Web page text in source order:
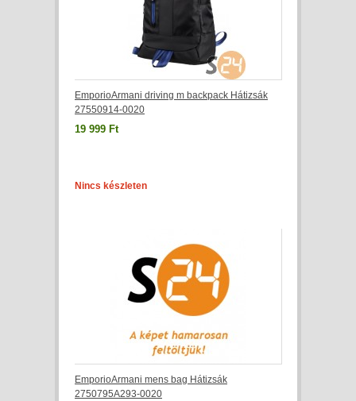
EmporioArmani driving m backpack Hátizsák
27550914-0020
19 999 Ft
Nincs készleten
EmporioArmani mens bag Hátizsák
2750795A293-0020